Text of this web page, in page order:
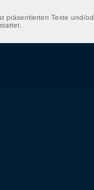
präsentierten Texte und/